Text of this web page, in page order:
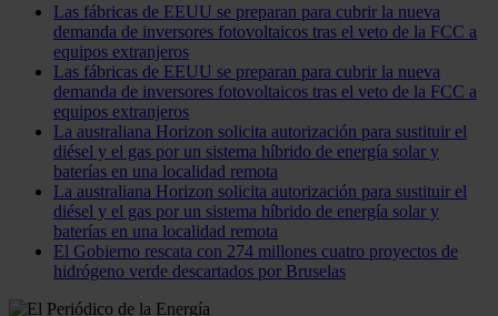
Las fábricas de EEUU se preparan para cubrir la nueva
demanda de inversores fotovoltaicos tras el veto de la FCC a
equipos extranjeros
Las fábricas de EEUU se preparan para cubrir la nueva
demanda de inversores fotovoltaicos tras el veto de la FCC a
equipos extranjeros
La australiana Horizon solicita autorización para sustituir el
diésel y el gas por un sistema híbrido de energía solar y
baterías en una localidad remota
La australiana Horizon solicita autorización para sustituir el
diésel y el gas por un sistema híbrido de energía solar y
baterías en una localidad remota
El Gobierno rescata con 274 millones cuatro proyectos de
hidrógeno verde descartados por Bruselas